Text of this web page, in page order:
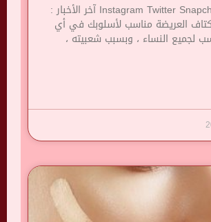
Instagram Twitter Snapchat Youtube آخر الأخبار :
العريضة مناسب لأسلوبك في أي
لجميع النساء ، وبسبب شعبيته ،